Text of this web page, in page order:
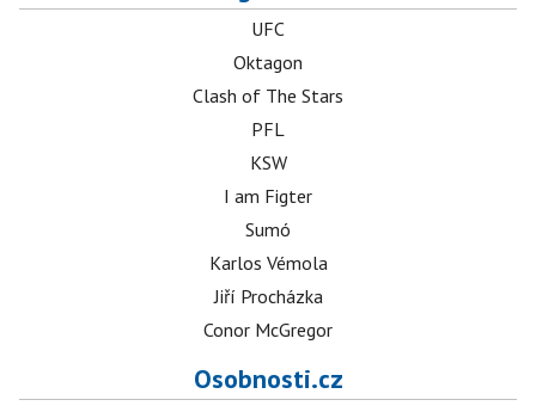
UFC
Oktagon
Clash of The Stars
PFL
KSW
I am Figter
Sumó
Karlos Vémola
Jiří Procházka
Conor McGregor
Osobnosti.cz